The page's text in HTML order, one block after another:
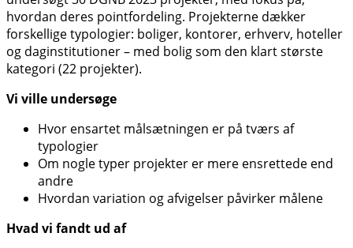
hvordan deres pointfordeling. Projekterne dækker
forskellige typologier: boliger, kontorer, erhverv, hoteller
og daginstitutioner – med bolig som den klart største
kategori (22 projekter).
Vi ville undersøge
Hvor ensartet målsætningen er på tværs af
typologier
Om nogle typer projekter er mere ensrettede end
andre
Hvordan variation og afvigelser påvirker målene
Hvad vi fandt ud af